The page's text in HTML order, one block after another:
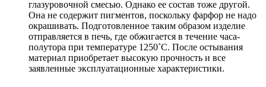
глазуровочной смесью. Однако ее состав тоже другой.
Она не содержит пигментов, поскольку фарфор не надо
окрашивать. Подготовленное таким образом изделие
отправляется в печь, где обжигается в течение часа-
полутора при температуре 1250˚С. После остывания
материал приобретает высокую прочность и все
заявленные эксплуатационные характеристики.